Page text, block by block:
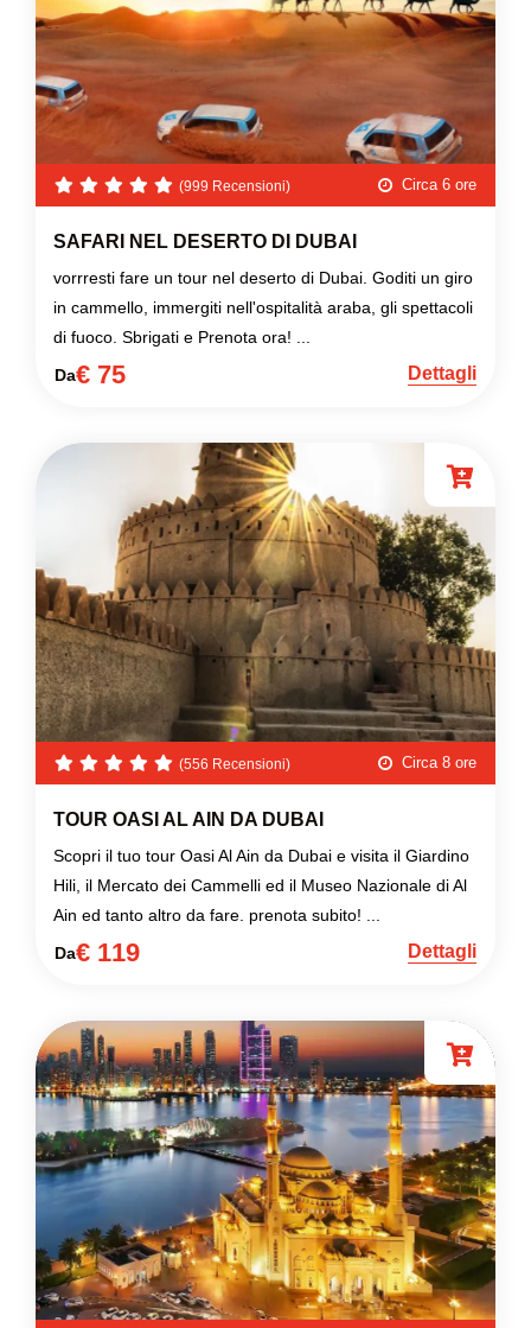
(999 Recensioni) Circa 6 ore
SAFARI NEL DESERTO DI DUBAI
vorrresti fare un tour nel deserto di Dubai. Goditi un giro
in cammello, immergiti nell'ospitalità araba, gli spettacoli
di fuoco. Sbrigati e Prenota ora! ...
Da€ 75 Dettagli
(556 Recensioni) Circa 8 ore
TOUR OASI AL AIN DA DUBAI
Scopri il tuo tour Oasi Al Ain da Dubai e visita il Giardino
Hili, il Mercato dei Cammelli ed il Museo Nazionale di Al
Ain ed tanto altro da fare. prenota subito! ...
Da€ 119 Dettagli